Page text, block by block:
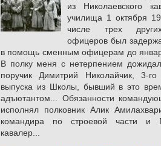
из Ни­колаевского
училища 1 октя­бря
числе трех
офицеров был
в помощь сменным офицерам до
В пол­ку меня с нетерпением
по­ручик Димитрий Николайчик, 3-го
выпуска из Школы, бывший в это
адъютантом... Обязанности
ис­полнял полковник Алик
командира по строевой части и
кавалер...